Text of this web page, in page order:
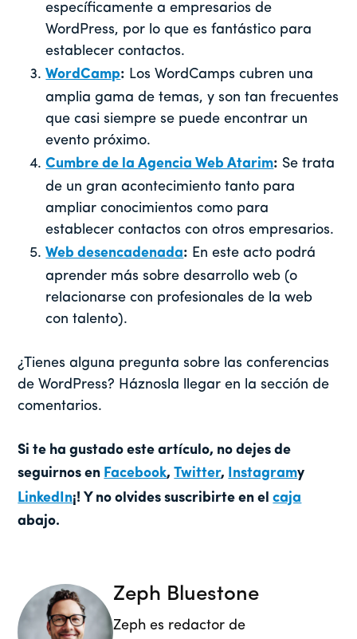
específicamente a empresarios de
WordPress, por lo que es fantástico para
establecer contactos.
WordCamp: Los WordCamps cubren una
amplia gama de temas, y son tan frecuentes
que casi siempre se puede encontrar un
evento próximo.
Cumbre de la Agencia Web Atarim: Se trata
de un gran acontecimiento tanto para
ampliar conocimientos como para
establecer contactos con otros empresarios.
Web desencadenada: En este acto podrá
aprender más sobre desarrollo web (o
relacionarse con profesionales de la web
con talento).
¿Tienes alguna pregunta sobre las conferencias
de WordPress? Háznosla llegar en la sección de
comentarios.
Si te ha gustado este artículo, no dejes de
seguirnos en Facebook,Twitter, Instagramy
LinkedIn¡! Y no olvides suscribirte en elcaja
abajo.
Zeph Bluestone
Zeph es redactor de